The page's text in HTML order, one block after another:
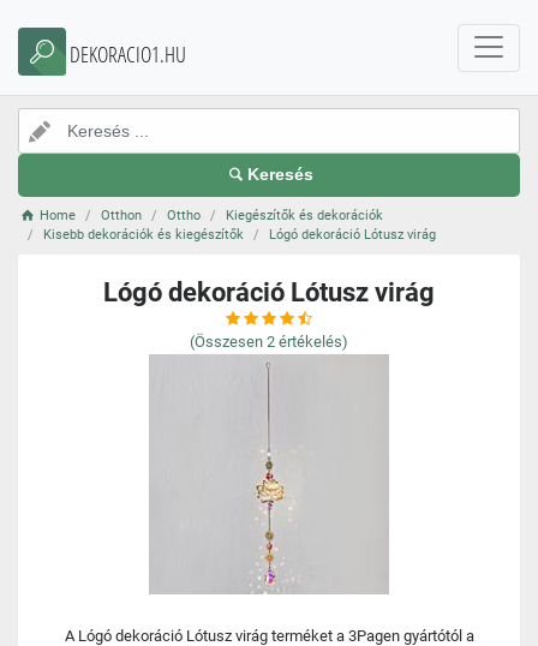
DEKORACIO1.HU
Keresés
Home Otthon Ottho
Kiegészítők és dekorációk
Kisebb dekorációk és kiegészítők
Lógó dekoráció Lótusz virág
Lógó dekoráció Lótusz virág
(Összesen 2 értékelés)
A Lógó dekoráció Lótusz virág terméket a 3Pagen gyártótól a